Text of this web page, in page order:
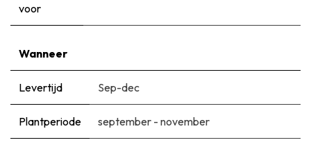
voor
Wanneer
Levertijd Sep-dec
Plantperiode september - november